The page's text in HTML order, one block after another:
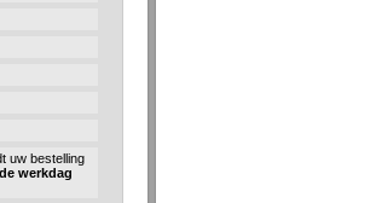
uw bestelling
werkdag